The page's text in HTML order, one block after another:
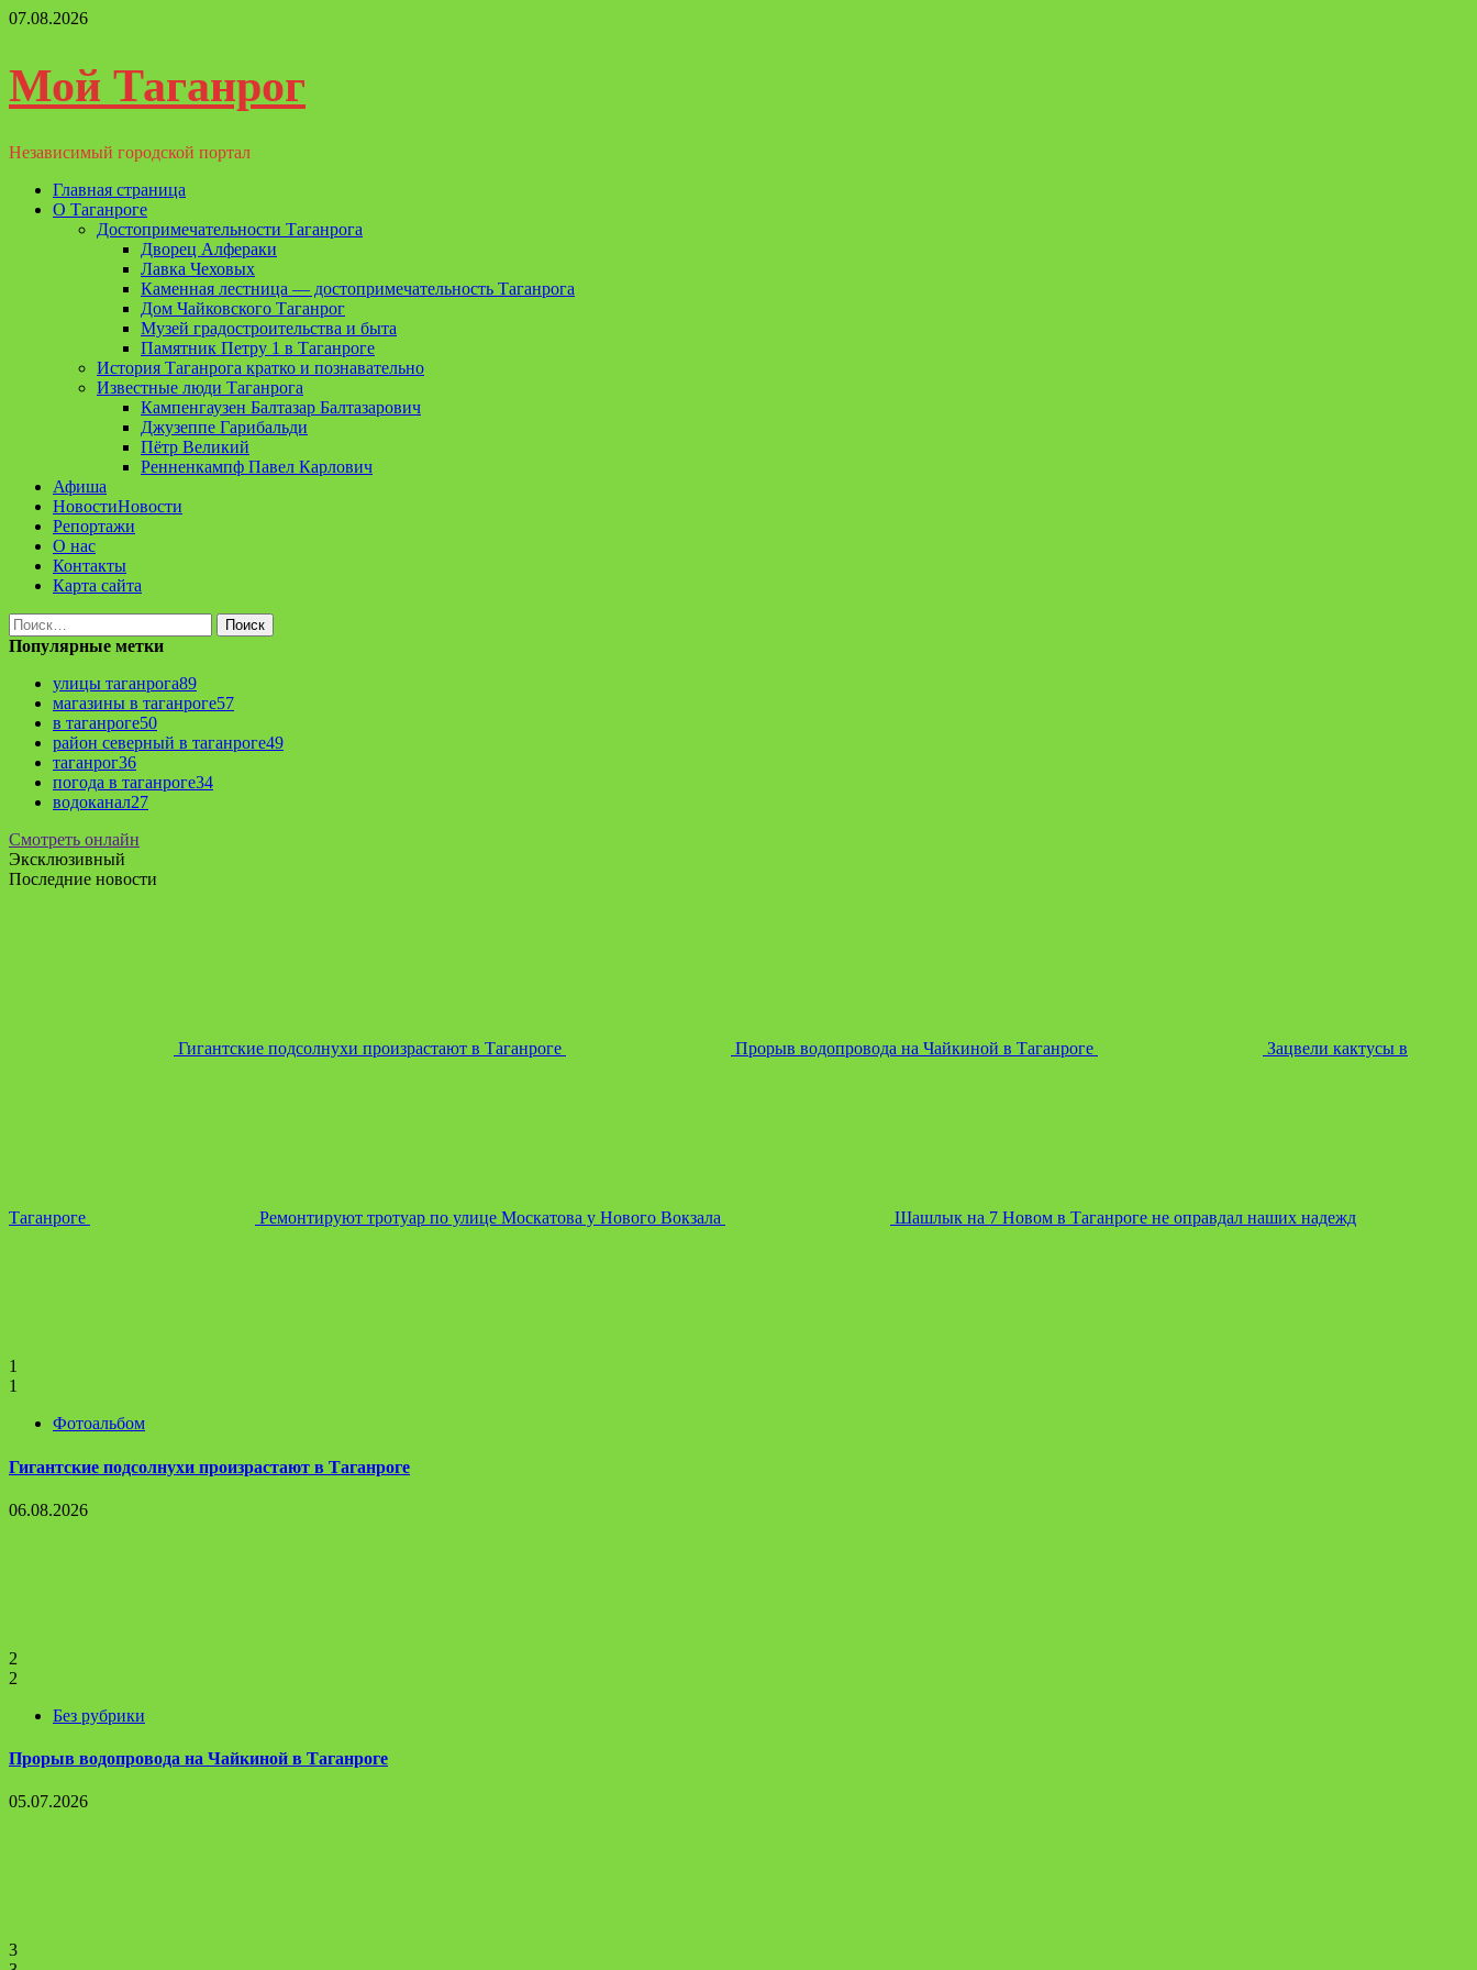
Перейти
07.08.2026
Мой Таганрог
Независимый городской портал
Основное
меню
Главная страница
О Таганроге
Достопримечательности Таганрога
Дворец Алфераки
Лавка Чеховых
Каменная лестница — достопримечательность Таганрога
Дом Чайковского Таганрог
Музей градостроительства и быта
Памятник Петру 1 в Таганроге
История Таганрога кратко и познавательно
Известные люди Таганрога
Кампенгаузен Балтазар Балтазарович
Джузеппе Гарибальди
Пётр Великий
Ренненкампф Павел Карлович
Афиша
НовостиНовости
Репортажи
О нас
Контакты
Карта сайта
Найти:
Популярные метки
улицы таганрога89
магазины в таганроге57
в таганроге50
район северный в таганроге49
таганрог36
погода в таганроге34
водоканал27
Смотреть онлайн
Эксклюзивный
Последние новости
Гигантские подсолнухи произрастают в Таганроге Прорыв водопровода на Чайкиной в Таганроге Зацвели кактусы в
Таганроге Ремонтируют тротуар по улице Москатова у Нового Вокзала Шашлык на 7 Новом в Таганроге не оправдал наших надежд
1
1
Фотоальбом
Гигантские подсолнухи произрастают в Таганроге
06.08.2026
2
2
Без рубрики
Прорыв водопровода на Чайкиной в Таганроге
05.07.2026
3